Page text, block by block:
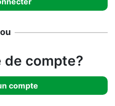
ou
de compte?
compte